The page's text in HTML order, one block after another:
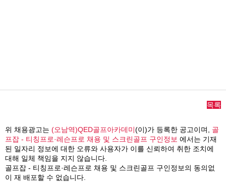
목록
위 채용광고는 (오남역)QED골프아카데미(이)가 등록한 공고이며, 골
프잡 - 티칭프로·레슨프로 채용 및 스크린골프 구인정보 에서는 기재
된 일자리 정보에 대한 오류와 사용자가 이를 신뢰하여 취한 조치에
대해 일체 책임을 지지 않습니다.
골프잡 - 티칭프로·레슨프로 채용 및 스크린골프 구인정보의 동의없
이 재 배포할 수 없습니다.